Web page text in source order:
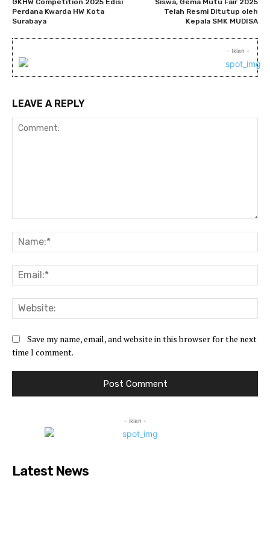
GKHW Competition 2025 Edisi
Perdana Kwarda HW Kota
Surabaya
Siswa, Gema Mutu Fair 2025
Telah Resmi Ditutup oleh
Kepala SMK MUDISA
- Iklan -
LEAVE A REPLY
Save my name, email, and website in this browser for the next
time I comment.
- iklan -
Latest News